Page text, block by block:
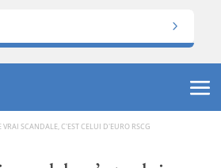
VRAI SCANDALE, C'EST CELUI D'EURO RSCG